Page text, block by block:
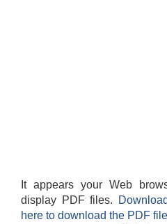
It appears your Web
display PDF files.
here to download the PDF